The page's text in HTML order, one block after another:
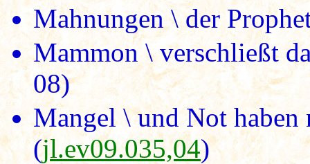
Mahnungen \ der
Mammon \ verschließt
08)
Mangel \ und Not
(jl.ev09.035,04)